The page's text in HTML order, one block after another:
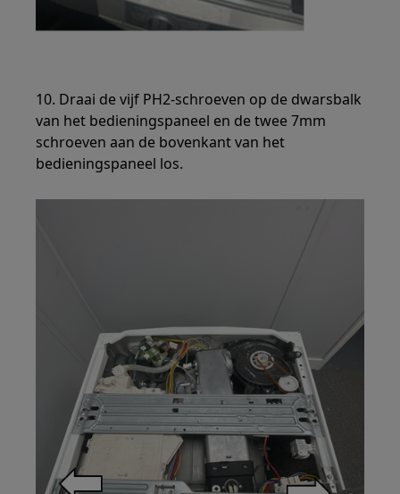
10. Draai de vijf PH2-schroeven op de dwarsbalk
van het bedieningspaneel en de twee 7mm
schroeven aan de bovenkant van het
bedieningspaneel los.